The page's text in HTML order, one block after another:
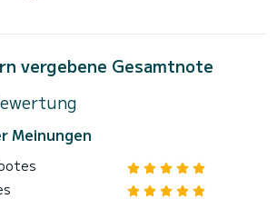
vergebene Gesamtnote
Meinungen